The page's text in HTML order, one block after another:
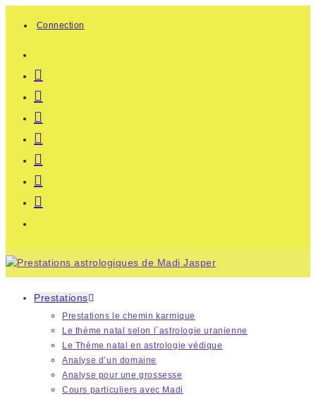
Connection
Prestations
Prestations le chemin karmique
Le thème natal selon l´astrologie uranienne
Le Thème natal en astrologie védique
Analyse d’un domaine
Analyse pour une grossesse
Cours particuliers avec Madi